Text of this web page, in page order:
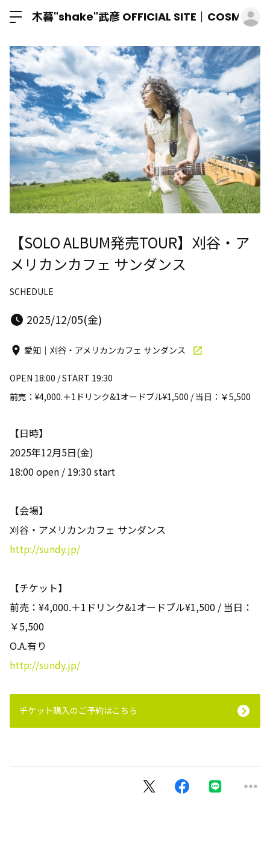
木暮"shake"武彦 OFFICIAL SITE│COSMIC
【SOLO ALBUM発売TOUR】刈谷・ア
メリカンカフェ サンダンス
SCHEDULE
2025/12/05(金)
愛知｜刈谷・アメリカンカフェ サンダンス
OPEN 18:00 / START 19:30
前売：¥4,000.＋1ドリンク&1オードブル¥1,500 / 当日：￥5,500
【日時】
2025年12月5日(金)
18:00 open / 19:30 start
【会場】
刈谷・アメリカンカフェ サンダンス
http://sundy.jp/
【チケット】
前売：¥4,000.＋1ドリンク&1オードブル¥1,500 / 当日：
￥5,500
O.A.有り
http://sundy.jp/
チケット購入のご予約はこちら